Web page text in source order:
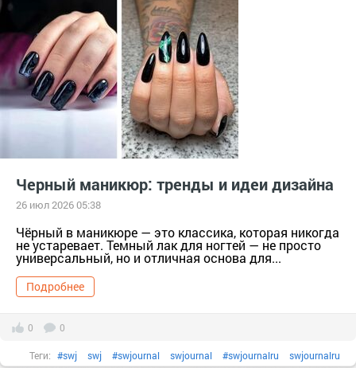
декоративнаякосметика #длинныеногти
#идеиманикюра #косметика #лакдляногтей
#маникюр маникюр #маникюромбре маникюромбре
ногти #подарок тер. сдт Подарок (г.Уржум) [714111]
тер. СНТ Косметика [13321] #уходзаногтями
#французскийманикюр
Черный маникюр: тренды и идеи дизайна
26 июл 2026 05:38
Чёрный в маникюре — это классика, которая никогда
не устаревает. Темный лак для ногтей — не просто
универсальный, но и отличная основа для...
Подробнее
0 0
Теги: #swj swj #swjournal swjournal #swjournalru swjournalru